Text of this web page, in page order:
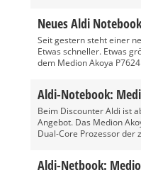
Neues Aldi
Seit gestern steht einer
Etwas schneller. Etwas
dem Medion Akoya
Aldi-Notebook:
Beim Discounter Aldi ist
Angebot. Das Medion
Dual-Core Prozessor der
Aldi-Netbook: